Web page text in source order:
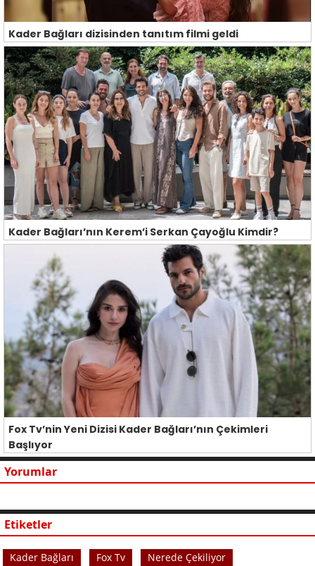
Kader Bağları dizisinden tanıtım filmi geldi
Kader Bağları’nın Kerem’i Serkan Çayoğlu Kimdir?
Fox Tv’nin Yeni Dizisi Kader Bağları’nın Çekimleri
Başlıyor
Yorumlar
Etiketler
Kader Bağları Fox Tv Nerede Çekiliyor